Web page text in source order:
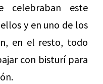
celebraban este
y en uno de los
en el resto, todo
con bisturí para